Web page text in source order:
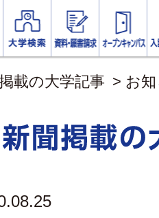
載の大学記事 > お